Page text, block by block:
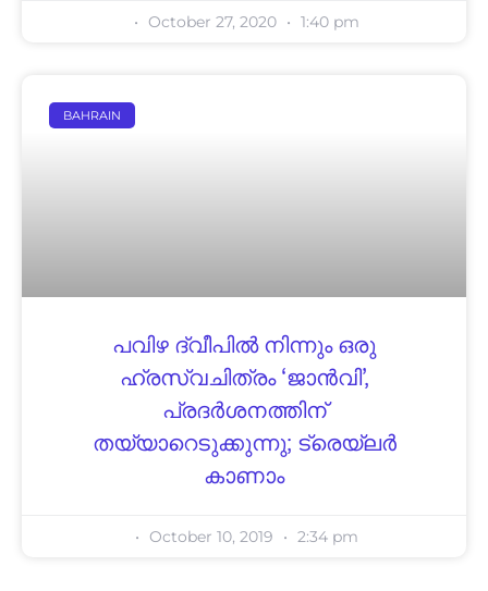
October 27, 2020 1:40 pm
BAHRAIN
പവിഴ ദ്വീപിൽ നിന്നും ഒരു
ഹ്രസ്വചിത്രം ‘ജാൻവി’,
പ്രദർശനത്തിന്
തയ്യാറെടുക്കുന്നു; ട്രെയ്ലർ
കാണാം
October 10, 2019 2:34 pm